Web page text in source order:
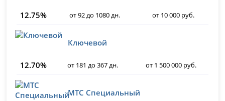
12.75% от 92 до 1080 дн. от 10 000 руб.
Ключевой
12.70% от 181 до 367 дн. от 1 500 000 руб.
МТС Специальный